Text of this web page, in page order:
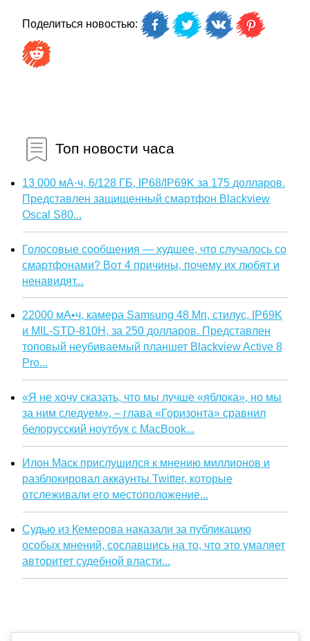
Поделиться новостью:
Топ новости часа
13 000 мА·ч, 6/128 ГБ, IP68/IP69K за 175 долларов.
Представлен защищенный смартфон Blackview
Oscal S80...
Голосовые сообщения — худшее, что случалось со
смартфонами? Вот 4 причины, почему их любят и
ненавидят...
22000 мА•ч, камера Samsung 48 Мп, стилус, IP69K
и MIL-STD-810H, за 250 долларов. Представлен
топовый неубиваемый планшет Blackview Active 8
Pro...
«Я не хочу сказать, что мы лучше «яблока», но мы
за ним следуем», – глава «Горизонта» сравнил
белорусский ноутбук с MacBook...
Илон Маск прислушился к мнению миллионов и
разблокировал аккаунты Twitter, которые
отслеживали его местоположение...
Судью из Кемерова наказали за публикацию
особых мнений, сославшись на то, что это умаляет
авторитет судебной власти...